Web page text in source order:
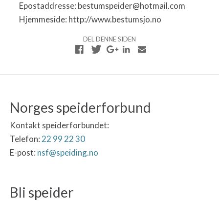
Epostaddresse: bestumspeider@hotmail.com
Hjemmeside: http://www.bestumsjo.no
DEL DENNE SIDEN
Norges speiderforbund
Kontakt speiderforbundet:
Telefon: 22 99 22 30
E-post: nsf@speiding.no
Bli speider